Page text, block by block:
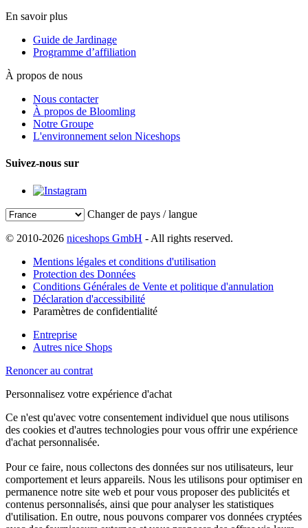
En savoir plus
Guide de Jardinage
Programme d’affiliation
À propos de nous
Nous contacter
À propos de Bloomling
Notre Groupe
L'environnement selon Niceshops
Suivez-nous sur
Changer de pays / langue
© 2010-2026 niceshops GmbH - All rights reserved.
Mentions légales et conditions d'utilisation
Protection des Données
Conditions Générales de Vente et politique d'annulation
Déclaration d'accessibilité
Paramètres de confidentialité
Entreprise
Autres nice Shops
Renoncer au contrat
Personnalisez votre expérience d'achat
Ce n'est qu'avec votre consentement individuel que nous utilisons
des cookies et d'autres technologies pour vous offrir une expérience
d'achat personnalisée.
Pour ce faire, nous collectons des données sur nos utilisateurs, leur
comportement et leurs appareils. Nous les utilisons pour optimiser en
permanence notre site web et pour vous proposer des publicités et
contenus personnalisés, ainsi que pour analyser les statistiques
d'utilisation. En outre, nous pouvons comparer vos données cryptées